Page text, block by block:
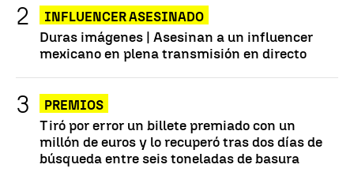
INFLUENCER ASESINADO
Duras imágenes | Asesinan a un influencer
mexicano en plena transmisión en directo
PREMIOS
Tiró por error un billete premiado con un
millón de euros y lo recuperó tras dos días de
búsqueda entre seis toneladas de basura